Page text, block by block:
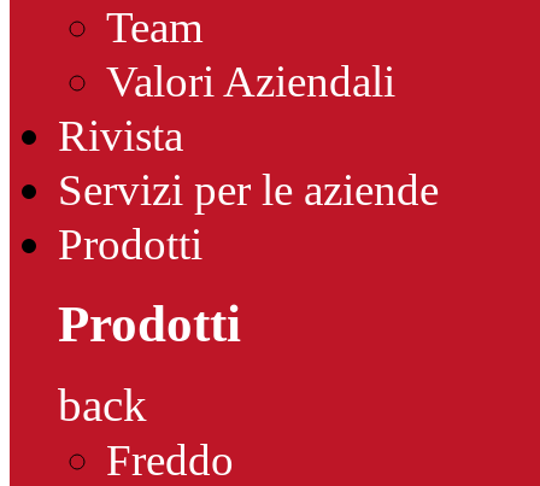
Team
Valori Aziendali
Rivista
Servizi per le aziende
Prodotti
Prodotti
back
Freddo